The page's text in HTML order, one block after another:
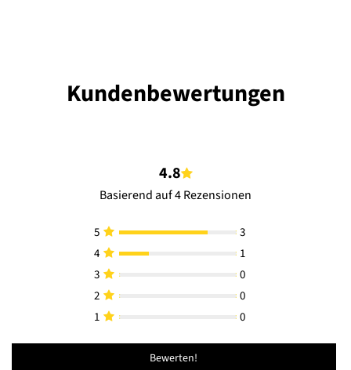
Kundenbewertungen
4.8
Basierend auf 4 Rezensionen
5
3
4
1
3
0
2
0
1
0
Bewerten!